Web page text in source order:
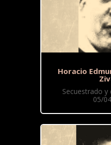
Horacio
Secuestrado y
05/